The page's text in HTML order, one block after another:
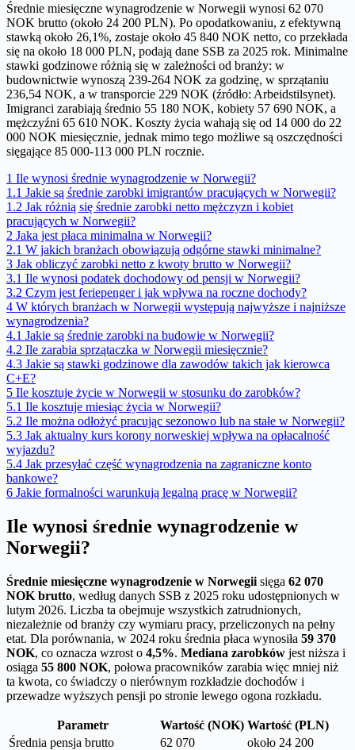
Średnie miesięczne wynagrodzenie w Norwegii wynosi 62 070
NOK brutto (około 24 200 PLN). Po opodatkowaniu, z efektywną
stawką około 26,1%, zostaje około 45 840 NOK netto, co przekłada
się na około 18 000 PLN, podają dane SSB za 2025 rok. Minimalne
stawki godzinowe różnią się w zależności od branży: w
budownictwie wynoszą 239-264 NOK za godzinę, w sprzątaniu
236,54 NOK, a w transporcie 229 NOK (źródło: Arbeidstilsynet).
Imigranci zarabiają średnio 55 180 NOK, kobiety 57 690 NOK, a
mężczyźni 65 610 NOK. Koszty życia wahają się od 14 000 do 22
000 NOK miesięcznie, jednak mimo tego możliwe są oszczędności
sięgające 85 000-113 000 PLN rocznie.
1 Ile wynosi średnie wynagrodzenie w Norwegii?
1.1 Jakie są średnie zarobki imigrantów pracujących w Norwegii?
1.2 Jak różnią się średnie zarobki netto mężczyzn i kobiet
pracujących w Norwegii?
2 Jaka jest płaca minimalna w Norwegii?
2.1 W jakich branżach obowiązują odgórne stawki minimalne?
3 Jak obliczyć zarobki netto z kwoty brutto w Norwegii?
3.1 Ile wynosi podatek dochodowy od pensji w Norwegii?
3.2 Czym jest feriepenger i jak wpływa na roczne dochody?
4 W których branżach w Norwegii występują najwyższe i najniższe
wynagrodzenia?
4.1 Jakie są średnie zarobki na budowie w Norwegii?
4.2 Ile zarabia sprzątaczka w Norwegii miesięcznie?
4.3 Jakie są stawki godzinowe dla zawodów takich jak kierowca
C+E?
5 Ile kosztuje życie w Norwegii w stosunku do zarobków?
5.1 Ile kosztuje miesiąc życia w Norwegii?
5.2 Ile można odłożyć pracując sezonowo lub na stałe w Norwegii?
5.3 Jak aktualny kurs korony norweskiej wpływa na opłacalność
wyjazdu?
5.4 Jak przesyłać część wynagrodzenia na zagraniczne konto
bankowe?
6 Jakie formalności warunkują legalną pracę w Norwegii?
Ile wynosi średnie wynagrodzenie w
Norwegii?
Średnie miesięczne wynagrodzenie w Norwegii sięga 62 070
NOK brutto, według danych SSB z 2025 roku udostępnionych w
lutym 2026. Liczba ta obejmuje wszystkich zatrudnionych,
niezależnie od branży czy wymiaru pracy, przeliczonych na pełny
etat. Dla porównania, w 2024 roku średnia płaca wynosiła 59 370
NOK, co oznacza wzrost o 4,5%. Mediana zarobków jest niższa i
osiąga 55 800 NOK, połowa pracowników zarabia więc mniej niż
ta kwota, co świadczy o nierównym rozkładzie dochodów i
przewadze wyższych pensji po stronie lewego ogona rozkładu.
Parametr Wartość (NOK) Wartość (PLN)
Średnia pensja brutto
62 070
około 24 200